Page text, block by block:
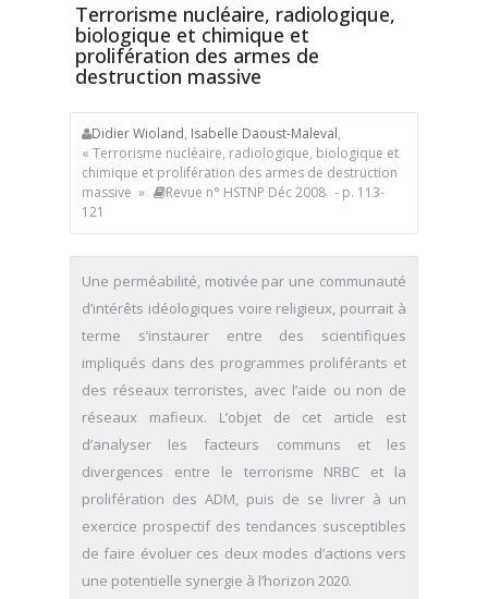
Terrorisme nucléaire, radiologique,
biologique et chimique et
prolifération des armes de
destruction massive
Didier Wioland, Isabelle Daoust-Maleval,
« Terrorisme nucléaire, radiologique, biologique et
chimique et prolifération des armes de destruction
massive »
Revue n° HSTNP Déc 2008 - p. 113-
121
Une perméabilité, motivée par une communauté
d’intérêts idéologiques voire religieux, pourrait à
terme s’instaurer entre des scientifiques
impliqués dans des programmes proliférants et
des réseaux terroristes, avec l’aide ou non de
réseaux mafieux. L’objet de cet article est
d’analyser les facteurs communs et les
divergences entre le terrorisme NRBC et la
prolifération des ADM, puis de se livrer à un
exercice prospectif des tendances susceptibles
de faire évoluer ces deux modes d’actions vers
une potentielle synergie à l’horizon 2020.